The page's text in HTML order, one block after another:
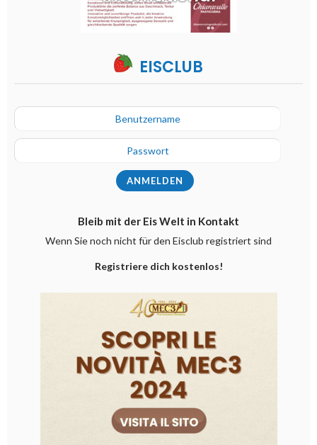
EISCLUB
Bleib mit der Eis Welt in Kontakt
Wenn Sie noch nicht für den Eisclub registriert sind
Registriere dich kostenlos!